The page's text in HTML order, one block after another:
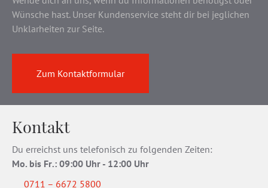
Wünsche hast. Unser Kundenservice steht dir bei jeglichen
Unklarheiten zur Seite.
Zum Kontaktformular
Kontakt
Du erreichst uns telefonisch zu folgenden Zeiten:
Mo. bis Fr.: 09:00 Uhr - 12:00 Uhr
0711 – 6672 5800